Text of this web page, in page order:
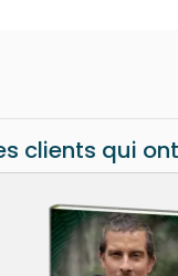
clients qui